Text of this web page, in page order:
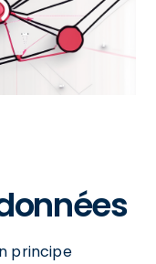
principe